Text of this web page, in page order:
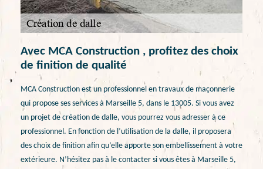
Avec MCA Construction , profitez des choix
de finition de qualité
MCA Construction est un professionnel en travaux de maçonnerie
qui propose ses services à Marseille 5, dans le 13005. Si vous avez
un projet de création de dalle, vous pourrez vous adresser à ce
professionnel. En fonction de l’utilisation de la dalle, il proposera
des choix de finition afin qu’elle apporte son embellissement à votre
extérieure. N’hésitez pas à le contacter si vous êtes à Marseille 5,